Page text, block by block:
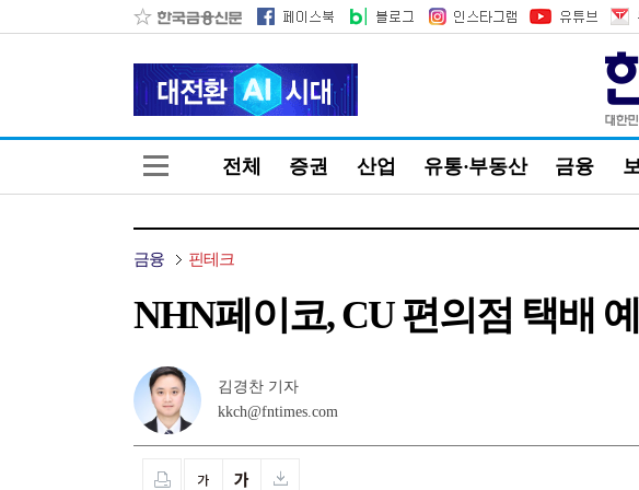
전체 증권 산업 유통·부동산 금융
금융 핀테크
NHN페이코, CU 편의점 택배
김경찬 기자
kkch@fntimes.com